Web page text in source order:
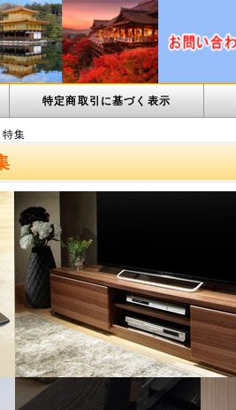
特定商取引に基づく表示
集